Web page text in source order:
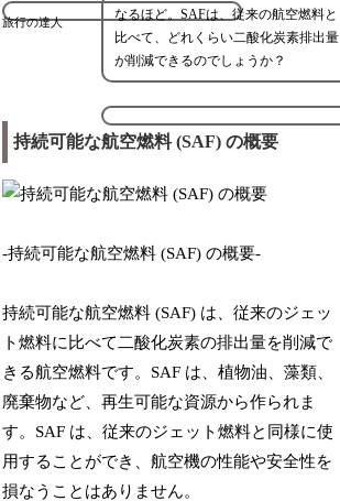
旅行の達人
なるほど。SAFは、従来の航空燃料と
比べて、どれくらい二酸化炭素排出量
が削減できるのでしょうか？
持続可能な航空燃料 (SAF) の概要
-持続可能な航空燃料 (SAF) の概要-
持続可能な航空燃料 (SAF) は、従来のジェッ
ト燃料に比べて二酸化炭素の排出量を削減で
きる航空燃料です。SAF は、植物油、藻類、
廃棄物など、再生可能な資源から作られま
す。SAF は、従来のジェット燃料と同様に使
用することができ、航空機の性能や安全性を
損なうことはありません。